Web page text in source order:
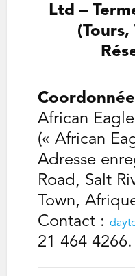
Ltd –
African
(« African
Adresse
Road, Salt
Town,
Contact :
21 464